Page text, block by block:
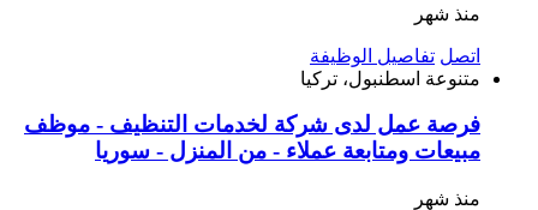
منذ شهر
اتصل تفاصيل الوظيفة
متنوعة اسطنبول، تركيا
فرصة عمل لدى شركة لخدمات التنظيف - موظف
مبيعات ومتابعة عملاء - من المنزل - سوريا
منذ شهر